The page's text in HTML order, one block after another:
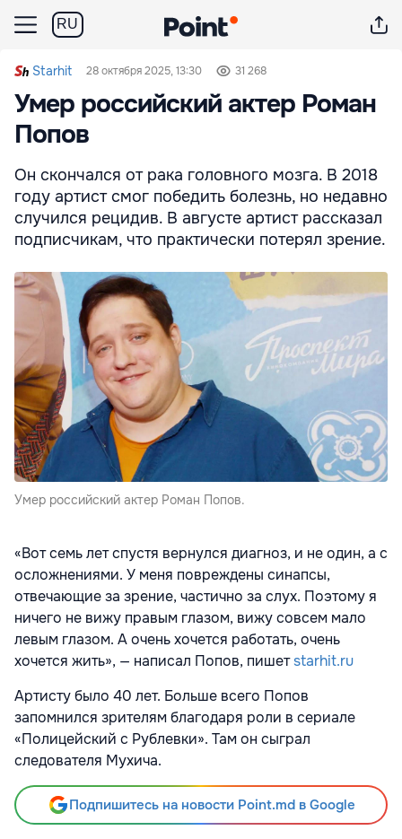
RU
Starhit 28 октября 2025, 13:30 31 268
Умер российский актер Роман
Попов
Он скончался от рака головного мозга. В 2018
году артист смог победить болезнь, но недавно
случился рецидив. В августе артист рассказал
подписчикам, что практически потерял зрение.
Умер российский актер Роман Попов.
«Вот семь лет спустя вернулся диагноз, и не один, а с
осложнениями. У меня повреждены синапсы,
отвечающие за зрение, частично за слух. Поэтому я
ничего не вижу правым глазом, вижу совсем мало
левым глазом. А очень хочется работать, очень
хочется жить», — написал Попов, пишетstarhit.ru
Артисту было 40 лет. Больше всего Попов
запомнился зрителям благодаря роли в сериале
«Полицейский с Рублевки». Там он сыграл
следователя Мухича.
Подпишитесь на новости Point.md в Google